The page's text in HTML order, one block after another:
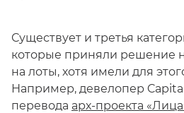
Существует и третья
которые приняли решение
на лоты, хотя имели для
Например, девелопер
перевода арх-проекта